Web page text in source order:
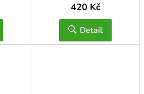
420 Kč
Detail